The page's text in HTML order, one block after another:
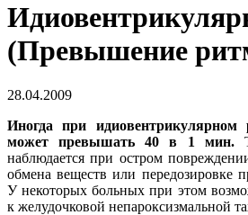
(Превышение
28.04.2009
Иногда при идиовентрикулярном
может превышать 40 в 1 мин.
наблюдается при остром
обмена веществ или передозировке
У некоторых больных при этом
к желудочковой непароксизмальной